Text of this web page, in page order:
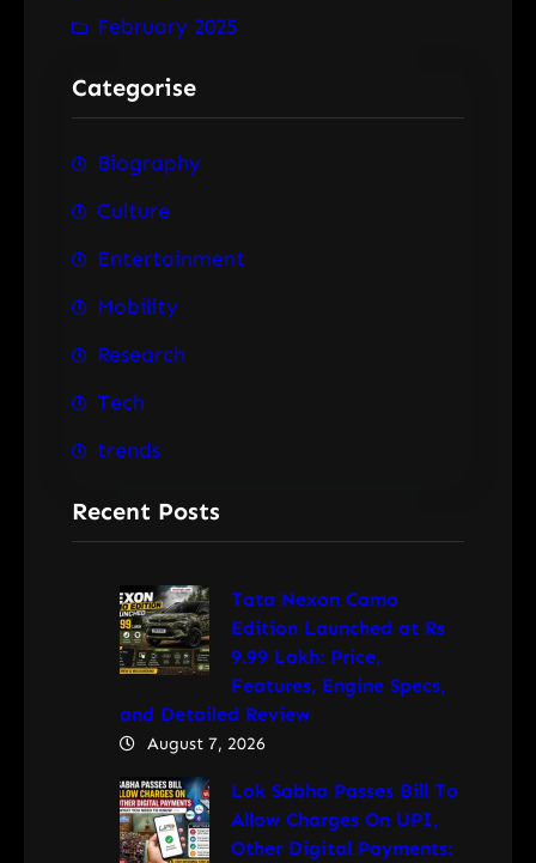
February 2025
Categorise
Biography
Culture
Entertainment
Mobility
Research
Tech
trends
Recent Posts
Tata Nexon Camo
Edition Launched at Rs
9.99 Lakh: Price,
Features, Engine Specs,
and Detailed Review
August 7, 2026
Lok Sabha Passes Bill To
Allow Charges On UPI,
Other Digital Payments: